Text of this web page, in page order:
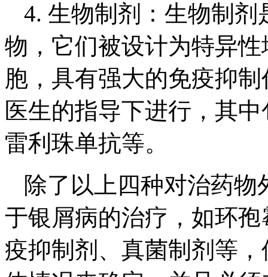
4. 生物制剂：生物制
物，它们被设计为特异
胞，具有强大的免疫抑
医生的指导下进行，其
雷利珠单抗等。
除了以上四种对治药
于银屑病的治疗，如环
疫抑制剂、真菌制剂等